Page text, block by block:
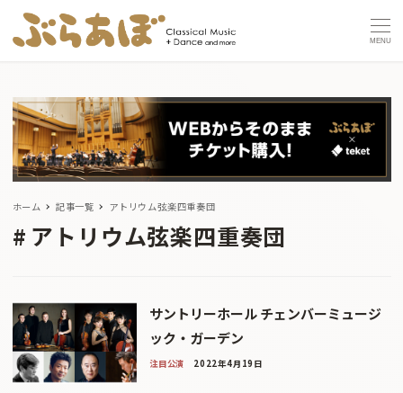
MENU
ホーム 記事一覧 アトリウム弦楽四重奏団
アトリウム弦楽四重奏団
サントリーホール チェンバーミュージ
ック・ガーデン
注目公演 2022年4月19日